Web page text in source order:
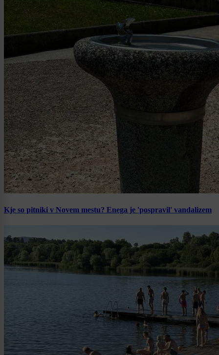
Kje so pitniki v Novem mestu? Enega je 'pospravil' vandalizem